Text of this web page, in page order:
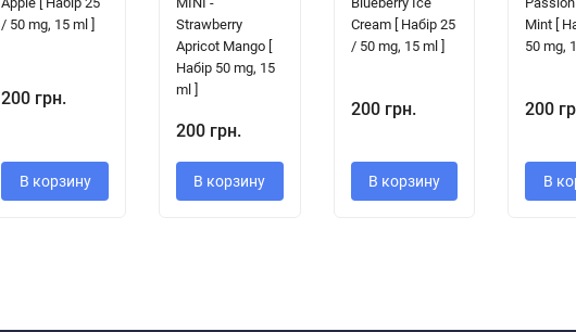
/ 50 mg, 15 ml ]
200 грн.
В корзину
Strawberry
Apricot Mango [
Набір 50 mg, 15
ml ]
200 грн.
В корзину
Cream [ Набір 25
/ 50 mg, 15 ml ]
200 грн.
В корзину
Mint [
50 mg,
200
В